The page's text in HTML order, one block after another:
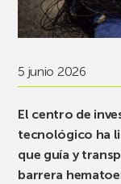
5 junio 2026
El centro de
tecnológico ha
que guía y
barrera